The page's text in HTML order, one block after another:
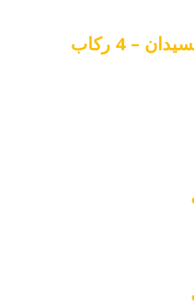
– 4 ركاب